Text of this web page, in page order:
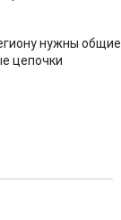
нужны общие
цепочки